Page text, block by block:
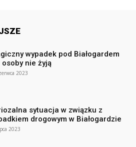
wypadek pod Białogardem
osoby nie żyją
2023
sytuacja w związku z
drogowym w Białogardzie
2023